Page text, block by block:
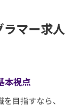
ポイント整
を踏み出す
目指す秘訣
マー求人
本視点
目指すなら、